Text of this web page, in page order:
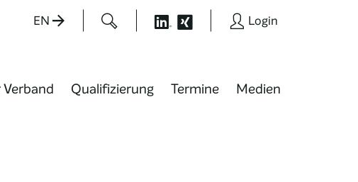
EN Login
Verband Qualifizierung Termine Medien